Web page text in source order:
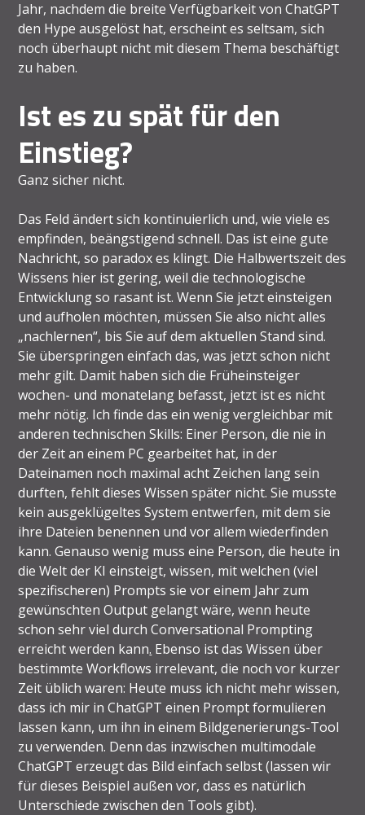
Jahr, nachdem die breite Verfügbarkeit von ChatGPT
den Hype ausgelöst hat, erscheint es seltsam, sich
noch überhaupt nicht mit diesem Thema beschäftigt
zu haben.
Ist es zu spät für den
Einstieg?
Ganz sicher nicht.
Das Feld ändert sich kontinuierlich und, wie viele es
empfinden, beängstigend schnell. Das ist eine gute
Nachricht, so paradox es klingt. Die Halbwertszeit des
Wissens hier ist gering, weil die technologische
Entwicklung so rasant ist. Wenn Sie jetzt einsteigen
und aufholen möchten, müssen Sie also nicht alles
„nachlernen“, bis Sie auf dem aktuellen Stand sind.
Sie überspringen einfach das, was jetzt schon nicht
mehr gilt. Damit haben sich die Früheinsteiger
wochen- und monatelang befasst, jetzt ist es nicht
mehr nötig. Ich finde das ein wenig vergleichbar mit
anderen technischen Skills: Einer Person, die nie in
der Zeit an einem PC gearbeitet hat, in der
Dateinamen noch maximal acht Zeichen lang sein
durften, fehlt dieses Wissen später nicht. Sie musste
kein ausgeklügeltes System entwerfen, mit dem sie
ihre Dateien benennen und vor allem wiederfinden
kann. Genauso wenig muss eine Person, die heute in
die Welt der KI einsteigt, wissen, mit welchen (viel
spezifischeren) Prompts sie vor einem Jahr zum
gewünschten Output gelangt wäre, wenn heute
schon sehr viel durch Conversational Prompting
erreicht werden kann. Ebenso ist das Wissen über
bestimmte Workflows irrelevant, die noch vor kurzer
Zeit üblich waren: Heute muss ich nicht mehr wissen,
dass ich mir in ChatGPT einen Prompt formulieren
lassen kann, um ihn in einem Bildgenerierungs-Tool
zu verwenden. Denn das inzwischen multimodale
ChatGPT erzeugt das Bild einfach selbst (lassen wir
für dieses Beispiel außen vor, dass es natürlich
Unterschiede zwischen den Tools gibt).